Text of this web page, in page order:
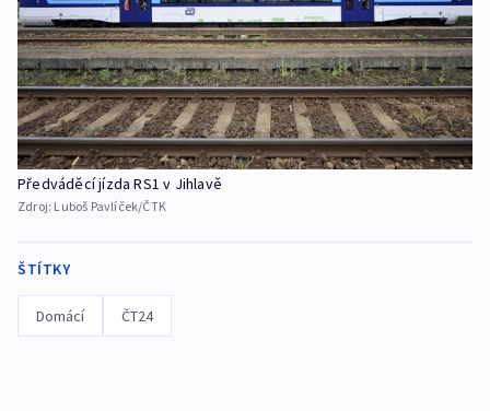
Předváděcí jízda RS1 v Jihlavě
Zdroj: Luboš Pavlíček/ČTK
ŠTÍTKY
Domácí ČT24